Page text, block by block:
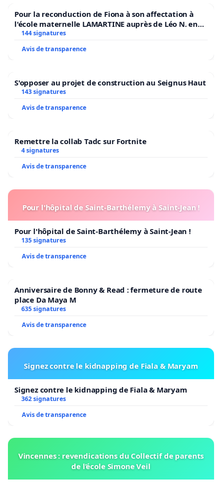
Pour la reconduction de Fiona à son affectation à
l'école maternelle LAMARTINE auprès de Léo N. en
2026/2027
144 signatures
Avis de transparence
S'opposer au projet de construction au Seignus Haut
143 signatures
Avis de transparence
Remettre la collab Tadc sur Fortnite
4 signatures
Avis de transparence
Pour l'hôpital de Saint-Barthélemy à Saint-Jean !
Pour l'hôpital de Saint-Barthélemy à Saint-Jean !
135 signatures
Avis de transparence
Anniversaire de Bonny & Read : fermeture de route
place Da Maya M
635 signatures
Avis de transparence
Signez contre le kidnapping de Fiala & Maryam
Signez contre le kidnapping de Fiala & Maryam
362 signatures
Avis de transparence
Vincennes : revendications du Collectif de parents
de l’école Simone Veil